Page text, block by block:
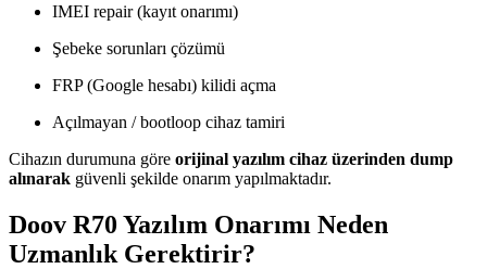
IMEI repair (kayıt onarımı)
Şebeke sorunları çözümü
FRP (Google hesabı) kilidi açma
Açılmayan / bootloop cihaz tamiri
Cihazın durumuna göre orijinal yazılım cihaz üzerinden dump
alınarak güvenli şekilde onarım yapılmaktadır.
Doov R70 Yazılım Onarımı Neden
Uzmanlık Gerektirir?